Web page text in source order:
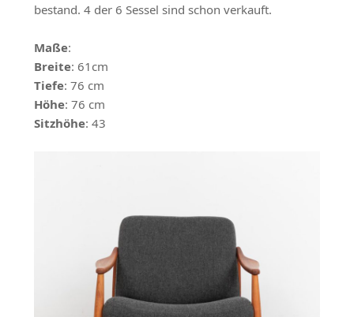
bestand. 4 der 6 Sessel sind schon verkauft.
Maße:
Breite: 61cm
Tiefe: 76 cm
Höhe: 76 cm
Sitzhöhe: 43